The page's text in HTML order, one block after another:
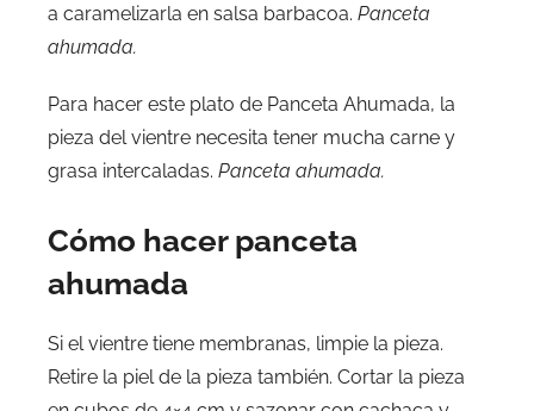
a caramelizarla en salsa barbacoa. Panceta
ahumada.
Para hacer este plato de Panceta Ahumada, la
pieza del vientre necesita tener mucha carne y
grasa intercaladas. Panceta ahumada.
Cómo hacer panceta
ahumada
Si el vientre tiene membranas, limpie la pieza.
Retire la piel de la pieza también. Cortar la pieza